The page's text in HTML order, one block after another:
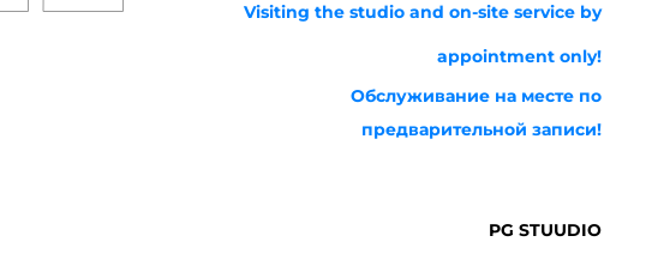
Visiting the studio and on-site service by
appointment only!
Обслуживание на месте по
предварительной записи!
PG STUUDIO